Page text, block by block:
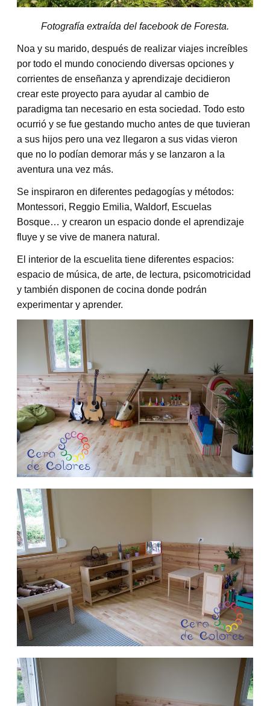
Fotografía extraída del facebook de Foresta.
Noa y su marido, después de realizar viajes increíbles
por todo el mundo conociendo diversas opciones y
corrientes de enseñanza y aprendizaje decidieron
crear este proyecto para ayudar al cambio de
paradigma tan necesario en esta sociedad. Todo esto
ocurrió y se fue gestando mucho antes de que tuvieran
a sus hijos pero una vez llegaron a sus vidas vieron
que no lo podían demorar más y se lanzaron a la
aventura una vez más.
Se inspiraron en diferentes pedagogías y métodos:
Montessori, Reggio Emilia, Waldorf, Escuelas
Bosque… y crearon un espacio donde el aprendizaje
fluye y se vive de manera natural.
El interior de la escuelita tiene diferentes espacios:
espacio de música, de arte, de lectura, psicomotricidad
y también disponen de cocina donde podrán
experimentar y aprender.